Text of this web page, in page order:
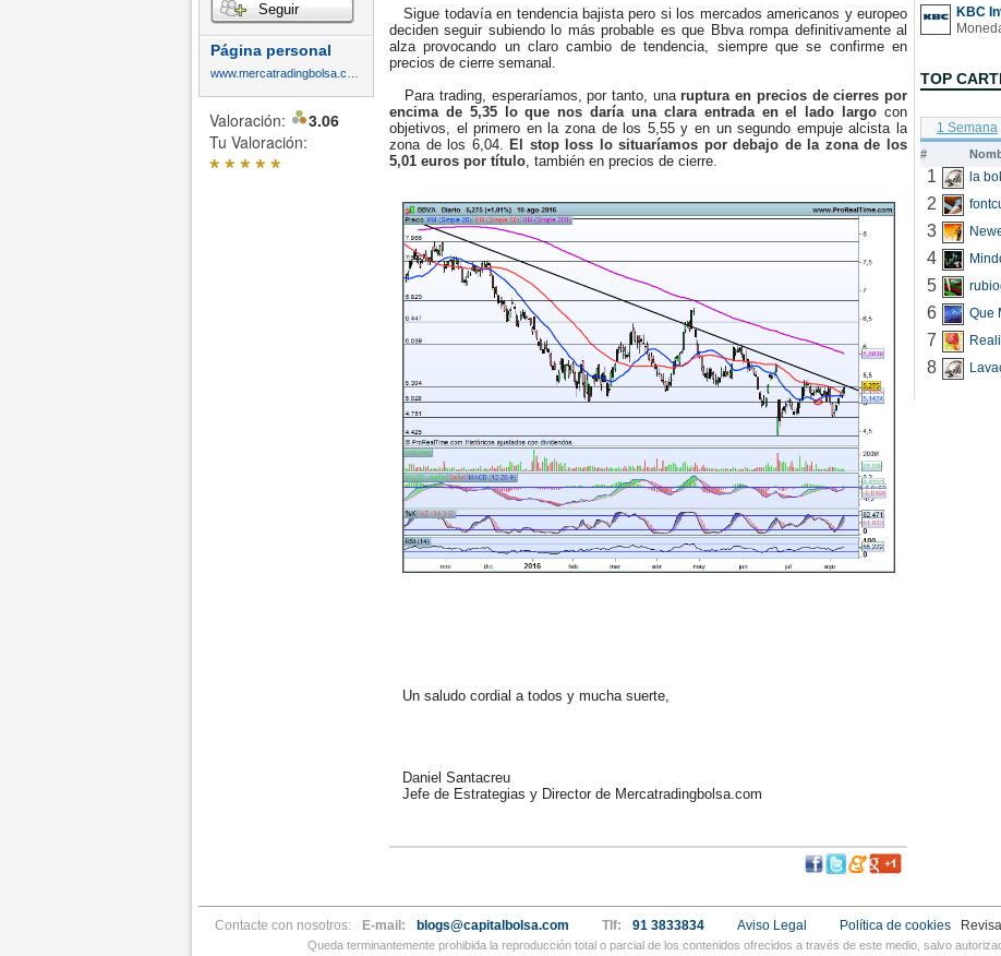
Seguir
Página personal
Valoración:
3.06
Tu Valoración:
*****
Sigue todavía en tendencia bajista pero si los mercados americanos y europeo
deciden seguir subiendo lo más probable es que Bbva rompa definitivamente al
alza provocando un claro cambio de tendencia, siempre que se confirme en
precios de cierre semanal.
Para trading, esperaríamos, por tanto, unaruptura en precios de cierres por
encima de 5,35 lo que nos daría una clara entrada en el lado largo con
objetivos, el primero en la zona de los 5,55 y en un segundo empuje alcista la
zona de los 6,04. El stop loss lo situaríamos por debajo de la zona de los
5,01 euros por título, también en precios de cierre.
Un saludo cordial a todos y mucha suerte,
Daniel Santacreu
Jefe de Estrategias y Director de Mercatradingbolsa.com
KBC
TOP
1 Semana
#
1
2
3
4
5
6 Que
7
8
Contacte con nosotros: E-mail: blogs@capitalbolsa.com Tlf: 91 3833834 Aviso Legal Política de cookies
Queda terminantemente prohibida la reproducción total o parcial de los contenidos ofrecidos a través de este medio, salvo